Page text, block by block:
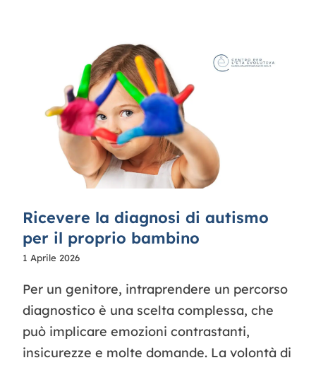
Ricevere la diagnosi di autismo
per il proprio bambino
1 Aprile 2026
Per un genitore, intraprendere un percorso
diagnostico è una scelta complessa, che
può implicare emozioni contrastanti,
insicurezze e molte domande. La volontà di